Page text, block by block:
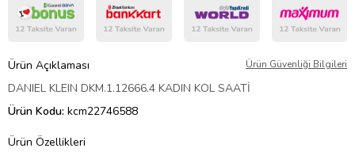
Ürün Açıklaması Ürün Güvenliği Bilgileri
DANIEL KLEIN DKM.1.12666.4 KADIN KOL SAATİ
Ürün Kodu: kcm22746588
Ürün Özellikleri